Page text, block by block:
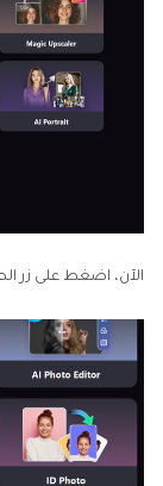
الآن، اضغط على زر